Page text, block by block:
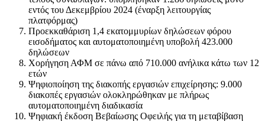
εντός του Δεκεμβρίου 2024 (έναρξη λειτουργίας
πλατφόρμας)
Προεκκαθάριση 1,4 εκατομμυρίων δηλώσεων φόρου
εισοδήματος και αυτοματοποιημένη υποβολή 423.000
δηλώσεων
Χορήγηση ΑΦΜ σε πάνω από 710.000 ανήλικα κάτω των 12
ετών
Ψηφιοποίηση της διακοπής εργασιών επιχείρησης: 9.000
διακοπές εργασιών ολοκληρώθηκαν με πλήρως
αυτοματοποιημένη διαδικασία
Ψηφιακή έκδοση Βεβαίωσης Οφειλής για τη μεταβίβαση